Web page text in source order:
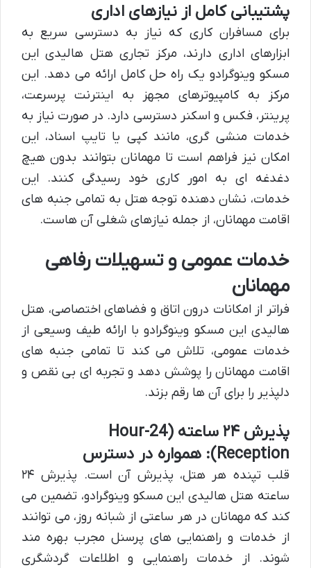
پشتیبانی کامل از نیازهای اداری
برای مسافران کاری که نیاز به دسترسی سریع به
ابزارهای اداری دارند، مرکز تجاری هتل هالیدی این
مسکو وینوگرادو یک راه حل کامل ارائه می دهد. این
مرکز به کامپیوترهای مجهز به اینترنت پرسرعت،
پرینتر، فکس و اسکنر دسترسی دارد. در صورت نیاز به
خدمات منشی گری، مانند کپی یا تایپ اسناد، این
امکان نیز فراهم است تا مهمانان بتوانند بدون هیچ
دغدغه ای به امور کاری خود رسیدگی کنند. این
خدمات، نشان دهنده توجه هتل به تمامی جنبه های
اقامت مهمانان، از جمله نیازهای شغلی آن هاست.
خدمات عمومی و تسهیلات رفاهی
مهمانان
فراتر از امکانات درون اتاق و فضاهای اختصاصی، هتل
هالیدی این مسکو وینوگرادو با ارائه طیف وسیعی از
خدمات عمومی، تلاش می کند تا تمامی جنبه های
اقامت مهمانان را پوشش دهد و تجربه ای بی نقص و
دلپذیر را برای آن ها رقم بزند.
پذیرش ۲۴ ساعته (24-Hour
Reception): همواره در دسترس
قلب تپنده هر هتل، پذیرش آن است. پذیرش ۲۴
ساعته هتل هالیدی این مسکو وینوگرادو، تضمین می
کند که مهمانان در هر ساعتی از شبانه روز، می توانند
از خدمات و راهنمایی های پرسنل مجرب بهره مند
شوند. از خدمات راهنمایی و اطلاعات گردشگری